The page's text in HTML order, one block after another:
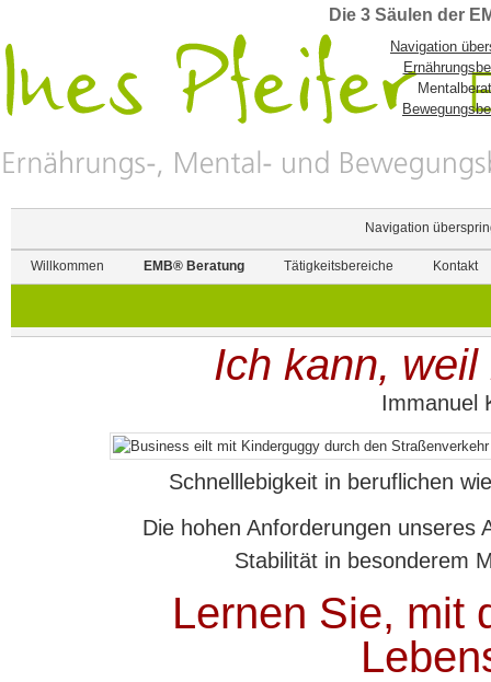
Navigation
Willkommen EMB® Beratung Tätigkeitsbereiche Kontakt
Die 3 Säulen der
Navigation
Ich kann,
Immanuel
Schnelllebigkeit in beruflichen
Die hohen Anforderungen unseres
Stabilität in besonderem
Lernen Sie, mit